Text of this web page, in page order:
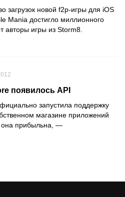
загрузок новой f2p-игры для iOS
Mania достигло миллионного
игры из Storm8.
появилось API
запустила поддержку
магазине приложений
она прибыльна, —